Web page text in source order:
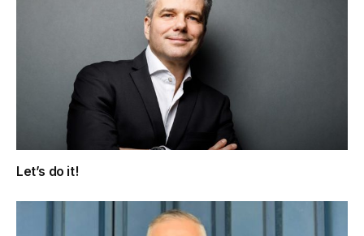
Let’s do it!